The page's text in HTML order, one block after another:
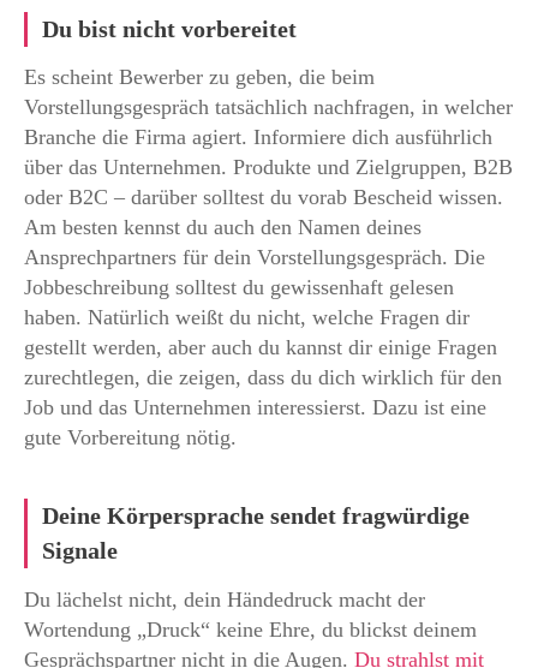
Du bist nicht vorbereitet
Es scheint Bewerber zu geben, die beim
Vorstellungsgespräch tatsächlich nachfragen, in welcher
Branche die Firma agiert. Informiere dich ausführlich
über das Unternehmen. Produkte und Zielgruppen, B2B
oder B2C – darüber solltest du vorab Bescheid wissen.
Am besten kennst du auch den Namen deines
Ansprechpartners für dein Vorstellungsgespräch. Die
Jobbeschreibung solltest du gewissenhaft gelesen
haben. Natürlich weißt du nicht, welche Fragen dir
gestellt werden, aber auch du kannst dir einige Fragen
zurechtlegen, die zeigen, dass du dich wirklich für den
Job und das Unternehmen interessierst. Dazu ist eine
gute Vorbereitung nötig.
Deine Körpersprache sendet fragwürdige
Signale
Du lächelst nicht, dein Händedruck macht der
Wortendung „Druck“ keine Ehre, du blickst deinem
Gesprächspartner nicht in die Augen. Du strahlst mit